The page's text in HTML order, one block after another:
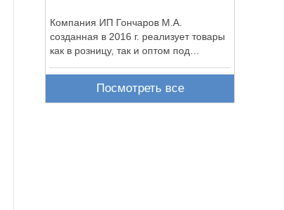
Компания ИП Гончаров М.А.
созданная в 2016 г. реализует товары
как в розницу, так и оптом под
Посмотреть все